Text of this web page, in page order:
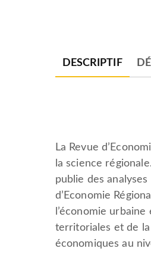
DESCRIPTIF
La Revue
la science
publie des
d’Economie
l’économie
territoriales et de
économiques au